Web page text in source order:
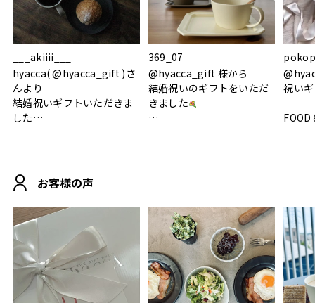
___akiiii___
hyacca( @hyacca_gift )さ
んより
結婚祝いギフトいただきま
した
おうちカフェもお洒落にな
って嬉しい𖠚 ⡱
.
#hyacca #結婚祝い
369_07
@hyacca_gift 様から
結婚祝いのギフトをいただ
きました
素敵なギフトを
ありがとうございました
#hyacca #結婚祝い
#お祝い #プレゼント
祝い
FOOD
真っ
いい
#結婚
淡色
結婚
色イ
お客様の声